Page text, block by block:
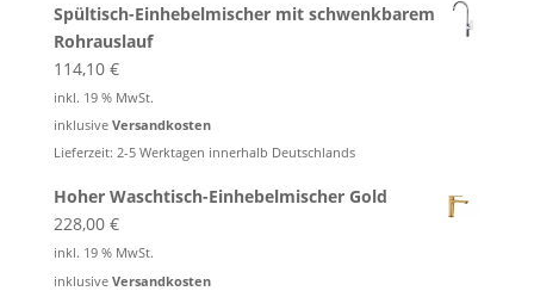
Spültisch-Einhebelmischer mit schwenkbarem
Rohrauslauf
114,10 €
inkl. 19 % MwSt.
inklusive Versandkosten
Lieferzeit: 2-5 Werktagen innerhalb Deutschlands
Hoher Waschtisch-Einhebelmischer Gold
228,00 €
inkl. 19 % MwSt.
inklusive Versandkosten